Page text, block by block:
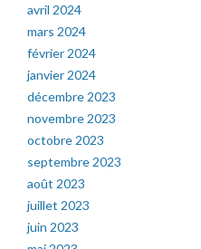
avril 2024
mars 2024
février 2024
janvier 2024
décembre 2023
novembre 2023
octobre 2023
septembre 2023
août 2023
juillet 2023
juin 2023